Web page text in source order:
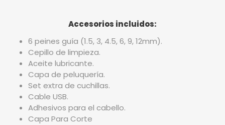
Accesorios incluidos:
6 peines guía (1.5, 3, 4.5, 6, 9, 12mm).
Cepillo de limpieza.
Aceite lubricante.
Capa de peluquería.
Set extra de cuchillas.
Cable USB.
Adhesivos para el cabello.
Capa Para Corte